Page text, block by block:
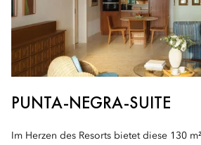
PUNTA-NEGRA-SUITE
Im Herzen des Resorts bietet diese 130